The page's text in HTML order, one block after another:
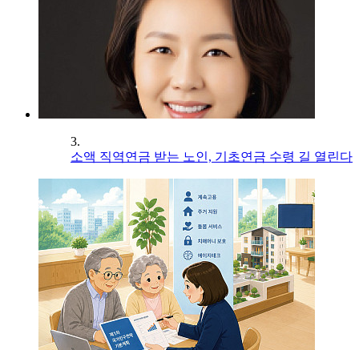
3.
소액 직역연금 받는 노인, 기초연금 수령 길 열린다